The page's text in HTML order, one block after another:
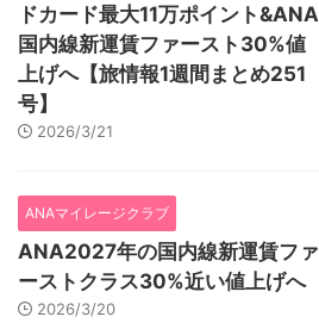
ドカード最大11万ポイント&ANA
国内線新運賃ファースト30%値
上げへ【旅情報1週間まとめ251
号】
2026/3/21
ANAマイレージクラブ
ANA2027年の国内線新運賃ファ
ーストクラス30%近い値上げへ
2026/3/20